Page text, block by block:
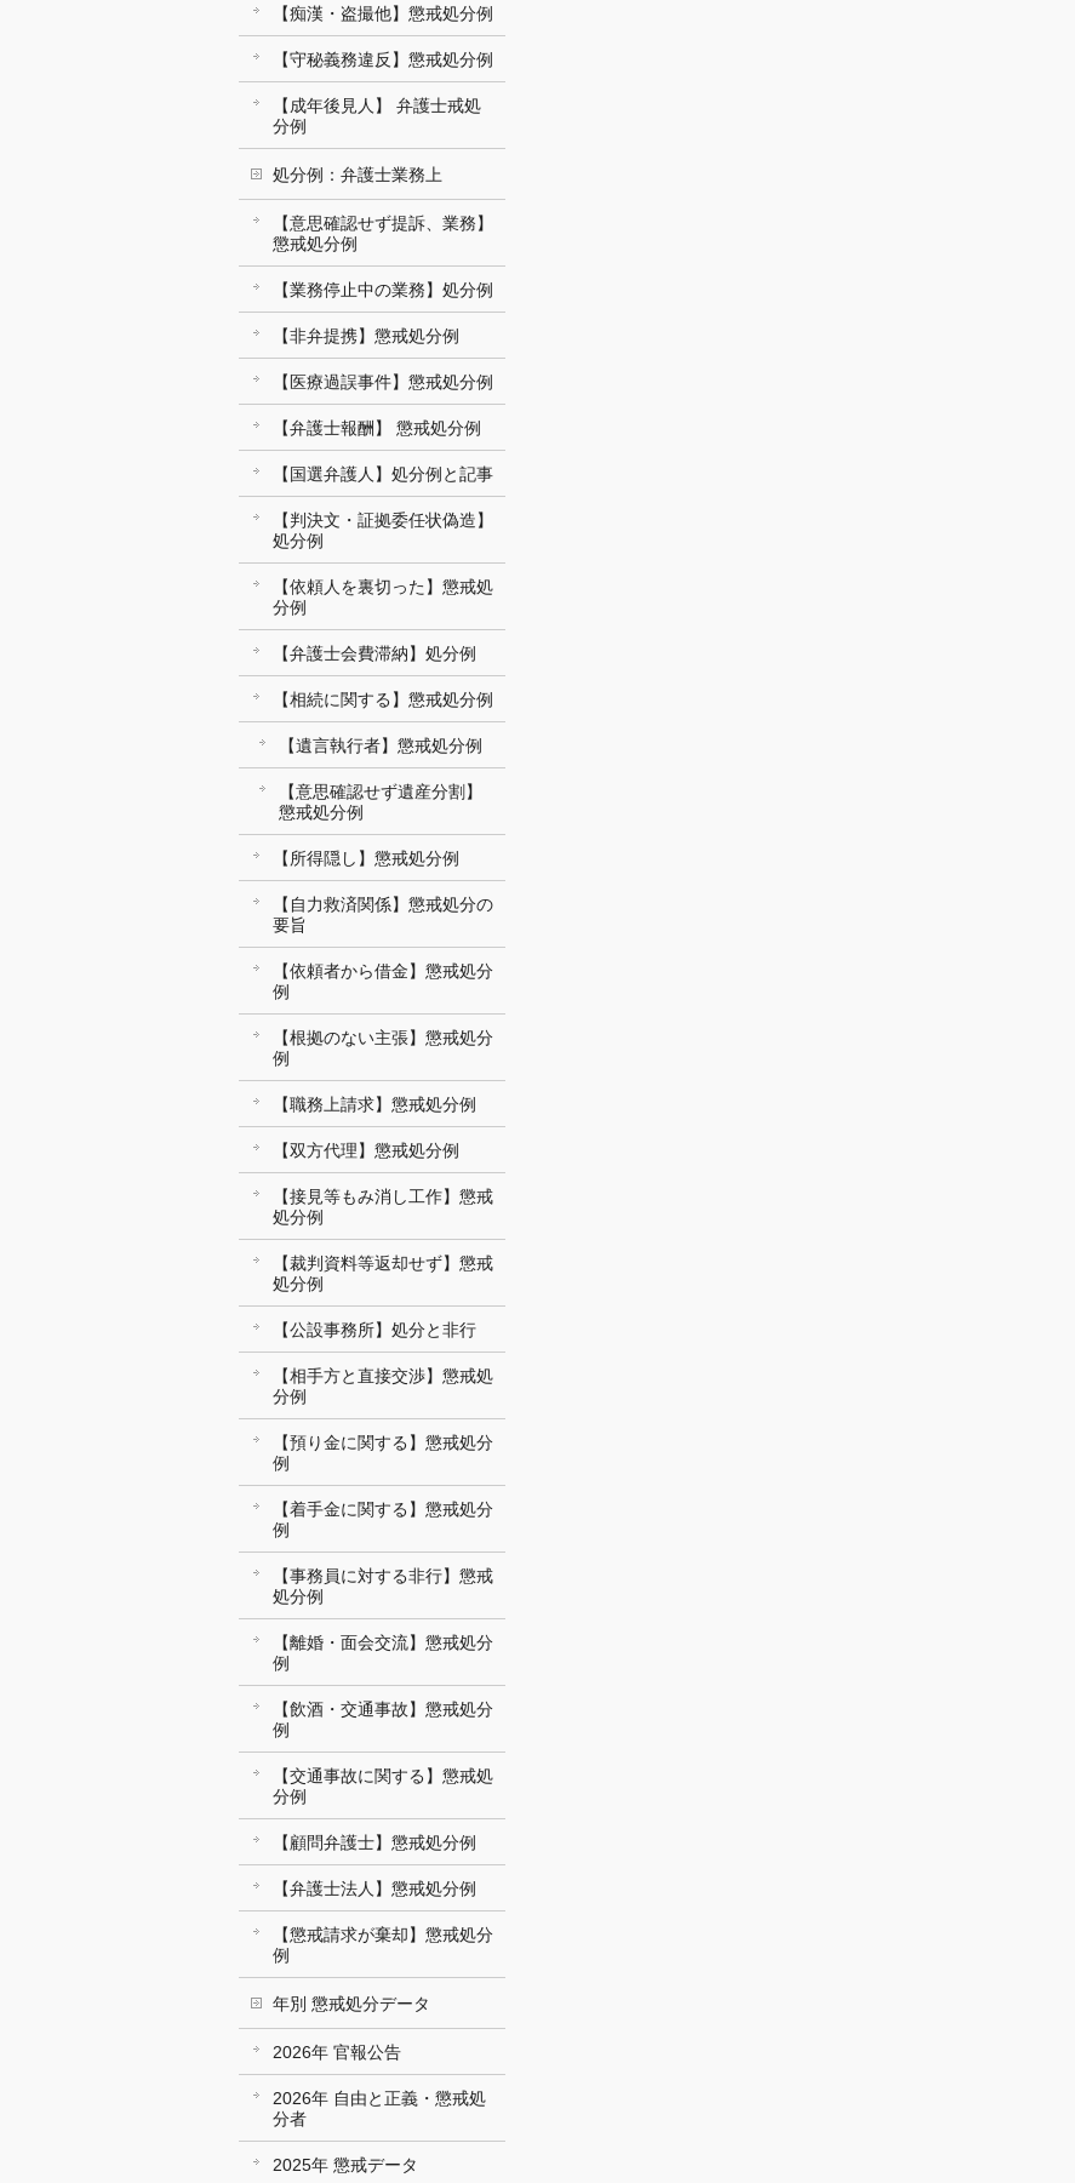
【痴漢・盗撮他】懲戒処分例
【守秘義務違反】懲戒処分例
【成年後見人】 弁護士戒処
分例
処分例：弁護士業務上
【意思確認せず提訴、業務】
懲戒処分例
【業務停止中の業務】処分例
【非弁提携】懲戒処分例
【医療過誤事件】懲戒処分例
【弁護士報酬】 懲戒処分例
【国選弁護人】処分例と記事
【判決文・証拠委任状偽造】
処分例
【依頼人を裏切った】懲戒処
分例
【弁護士会費滞納】処分例
【相続に関する】懲戒処分例
【遺言執行者】懲戒処分例
【意思確認せず遺産分割】
懲戒処分例
【所得隠し】懲戒処分例
【自力救済関係】懲戒処分の
要旨
【依頼者から借金】懲戒処分
例
【根拠のない主張】懲戒処分
例
【職務上請求】懲戒処分例
【双方代理】懲戒処分例
【接見等もみ消し工作】懲戒
処分例
【裁判資料等返却せず】懲戒
処分例
【公設事務所】処分と非行
【相手方と直接交渉】懲戒処
分例
【預り金に関する】懲戒処分
例
【着手金に関する】懲戒処分
例
【事務員に対する非行】懲戒
処分例
【離婚・面会交流】懲戒処分
例
【飲酒・交通事故】懲戒処分
例
【交通事故に関する】懲戒処
分例
【顧問弁護士】懲戒処分例
【弁護士法人】懲戒処分例
【懲戒請求が棄却】懲戒処分
例
年別 懲戒処分データ
2026年 官報公告
2026年 自由と正義・懲戒処
分者
2025年 懲戒データ